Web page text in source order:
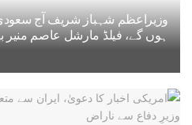
وزیراعظم شہباز شریف آج
ہوں گے، فیلڈ مارشل عاصم